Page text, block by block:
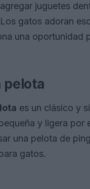
juguetes
gatos adoran
una oportunidad
pelota
es un clásico y
y ligera
una pelota de
gatos.